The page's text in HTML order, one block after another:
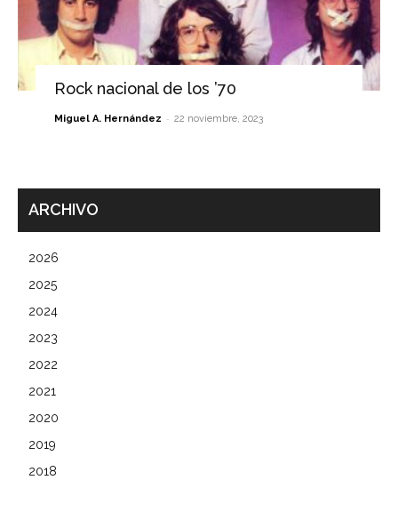
Rock nacional de los ’70
Miguel A. Hernández - 22 noviembre, 2023
ARCHIVO
2026
2025
2024
2023
2022
2021
2020
2019
2018